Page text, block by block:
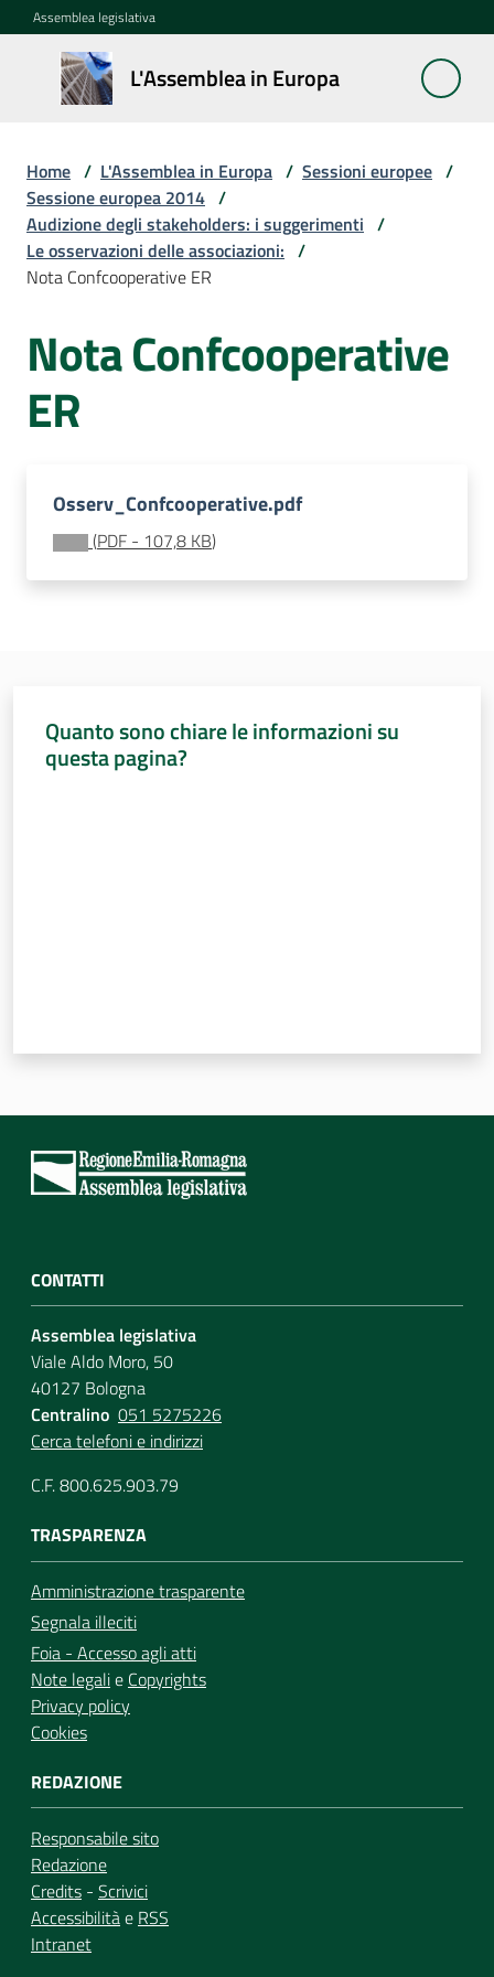
Vai al contenuto
Vai alla navigazione
Vai al footer
Assemblea legislativa
L'Assemblea in Europa
L'Assemblea
in Europa
Cos'è
la
Sessione
europea
La
Rete
europea
regionale
Sessioni
Menu selezionato
Notizie
Assemblea
legislativa
Home / L'Assemblea in Europa / Sessioni europee /
Sessione europea 2014 /
Audizione degli stakeholders: i suggerimenti /
Le osservazioni delle associazioni: /
Nota Confcooperative ER
Nota Confcooperative
ER
Osserv_Confcooperative.pdf
(PDF - 107,8 KB)
Quanto sono chiare le informazioni su
questa pagina?
CONTATTI
Assemblea legislativa
Viale Aldo Moro, 50
40127 Bologna
Centralino 051 5275226
Cerca telefoni e indirizzi
C.F. 800.625.903.79
TRASPARENZA
Amministrazione trasparente
Segnala illeciti
Foia - Accesso agli atti
Note legalie Copyrights
Privacy policy
Cookies
REDAZIONE
Responsabile sito
Redazione
Credits - Scrivici
Accessibilitàe RSS
Intranet